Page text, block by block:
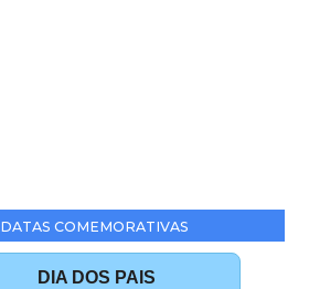
DATAS COMEMORATIVAS
DIA DOS PAIS